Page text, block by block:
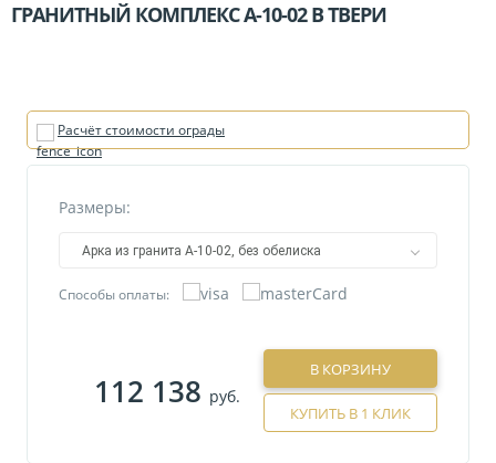
ГРАНИТНЫЙ КОМПЛЕКС А-10-02 В ТВЕРИ
Расчёт стоимости ограды
Размеры:
Арка из гранита А-10-02, без обелиска
Способы оплаты:
112 138 руб.
В КОРЗИНУ
КУПИТЬ В 1 КЛИК